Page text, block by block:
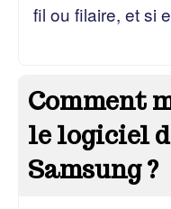
fil ou filaire, et si
Comment
le logiciel
Samsung ?